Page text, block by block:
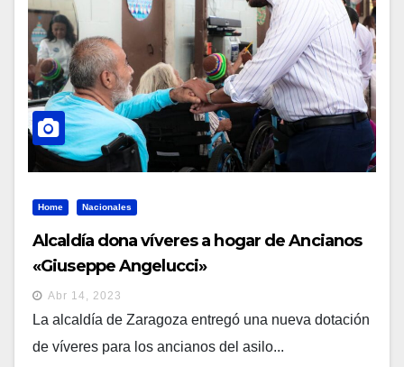
Home Nacionales
Alcaldía dona víveres a hogar de Ancianos
«Giuseppe Angelucci»
Abr 14, 2023
La alcaldía de Zaragoza entregó una nueva dotación
de víveres para los ancianos del asilo...